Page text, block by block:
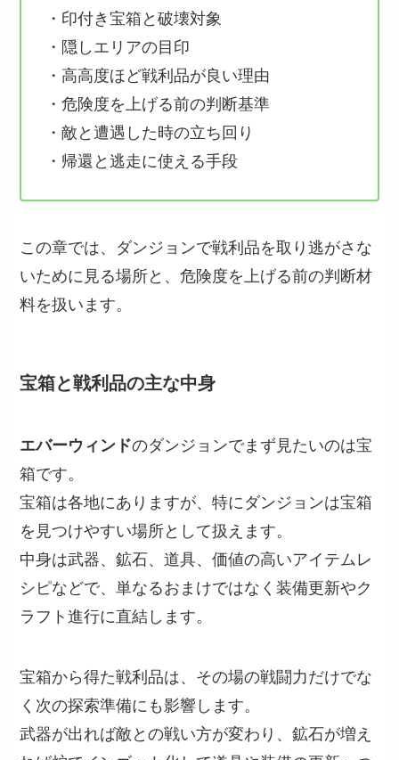
・印付き宝箱と破壊対象
・隠しエリアの目印
・高高度ほど戦利品が良い理由
・危険度を上げる前の判断基準
・敵と遭遇した時の立ち回り
・帰還と逃走に使える手段
この章では、ダンジョンで戦利品を取り逃がさな
いために見る場所と、危険度を上げる前の判断材
料を扱います。
宝箱と戦利品の主な中身
エバーウィンドのダンジョンでまず見たいのは宝
箱です。
宝箱は各地にありますが、特にダンジョンは宝箱
を見つけやすい場所として扱えます。
中身は武器、鉱石、道具、価値の高いアイテムレ
シピなどで、単なるおまけではなく装備更新やク
ラフト進行に直結します。
宝箱から得た戦利品は、その場の戦闘力だけでな
く次の探索準備にも影響します。
武器が出れば敵との戦い方が変わり、鉱石が増え